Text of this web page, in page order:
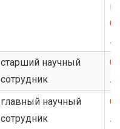
старший научный
сотрудник
главный научный
сотрудник